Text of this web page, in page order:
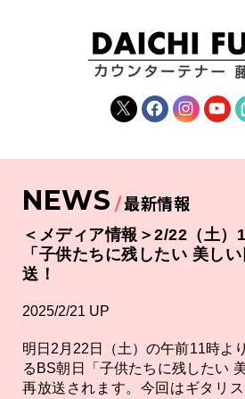
木
大
|
X FacebookInstagram
NEWS 最新情報
＜メディア情報＞2/22（土）
「子供たちに残したい 美し
送！
2025/2/21 UP
明日2月22日（土）の午前11時よ
るBS朝日「子供たちに残したい
再放送されます。今回はギタリ